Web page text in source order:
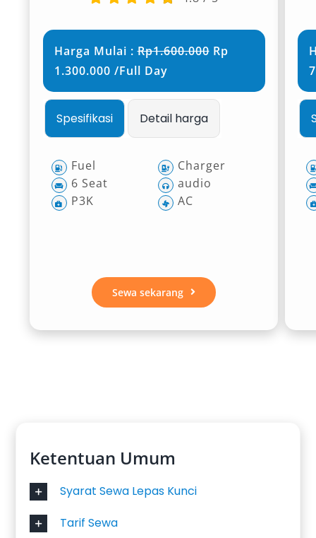
Harga Mulai :Rp1.600.000Rp
1.300.000 /Full Day
Spesifikasi Detail harga
Fuel
6 Seat
P3K
Charger
audio
AC
Sewa sekarang
Ketentuan Umum
Syarat Sewa Lepas Kunci
Tarif Sewa